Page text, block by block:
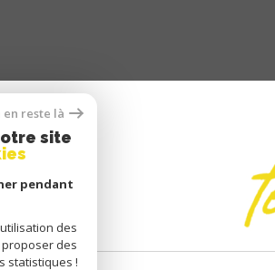
en reste là
site
pendant
des
des
statistiques !